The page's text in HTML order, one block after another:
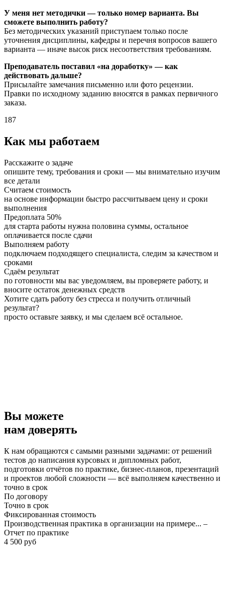
У меня нет методички — только номер варианта. Вы
сможете выполнить работу?
Без методических указаний приступаем только после
уточнения дисциплины, кафедры и перечня вопросов вашего
варианта — иначе высок риск несоответствия требованиям.
Преподаватель поставил «на доработку» — как
действовать дальше?
Присылайте замечания письменно или фото рецензии.
Правки по исходному заданию вносятся в рамках первичного
заказа.
187
Как мы работаем
Расскажите о задаче
опишите тему, требования и сроки — мы внимательно изучим
все детали
Считаем стоимость
на основе информации быстро рассчитываем цену и сроки
выполнения
Предоплата 50%
для старта работы нужна половина суммы, остальное
оплачивается после сдачи
Выполняем работу
подключаем подходящего специалиста, следим за качеством и
сроками
Сдаём результат
по готовности мы вас уведомляем, вы проверяете работу, и
вносите остаток денежных средств
Хотите сдать работу без стресса и получить отличный
результат?
просто оставьте заявку, и мы сделаем всё остальное.
Вы можете
нам доверять
К нам обращаются с самыми разными задачами: от решений
тестов до написания курсовых и дипломных работ,
подготовки отчётов по практике, бизнес-планов, презентаций
и проектов любой сложности — всё выполняем качественно и
точно в срок
По договору
Точно в срок
Фиксированная стоимость
Производственная практика в организации на примере... –
Отчет по практике
4 500 руб